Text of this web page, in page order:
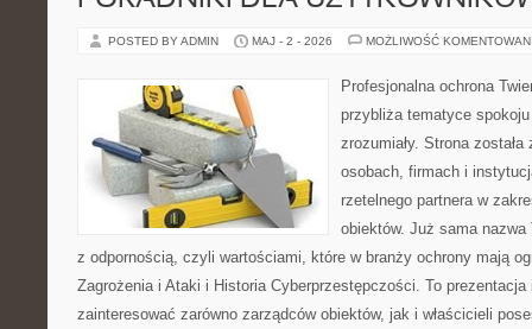
POSTED BY ADMIN MAJ - 2 - 2026 MOŻLIWOŚĆ
Profesjonalna ochrona
przybliża tematyce
zrozumiały. Strona
osobach, firmach i
rzetelnego partnera w
obiektów. Już sama nazwa
z odpornością, czyli wartościami, które w branży ochrony mają
Zagrożenia i Ataki i Historia Cyberprzestępczości. To
zainteresować zarówno zarządców obiektów, jak i właścicieli